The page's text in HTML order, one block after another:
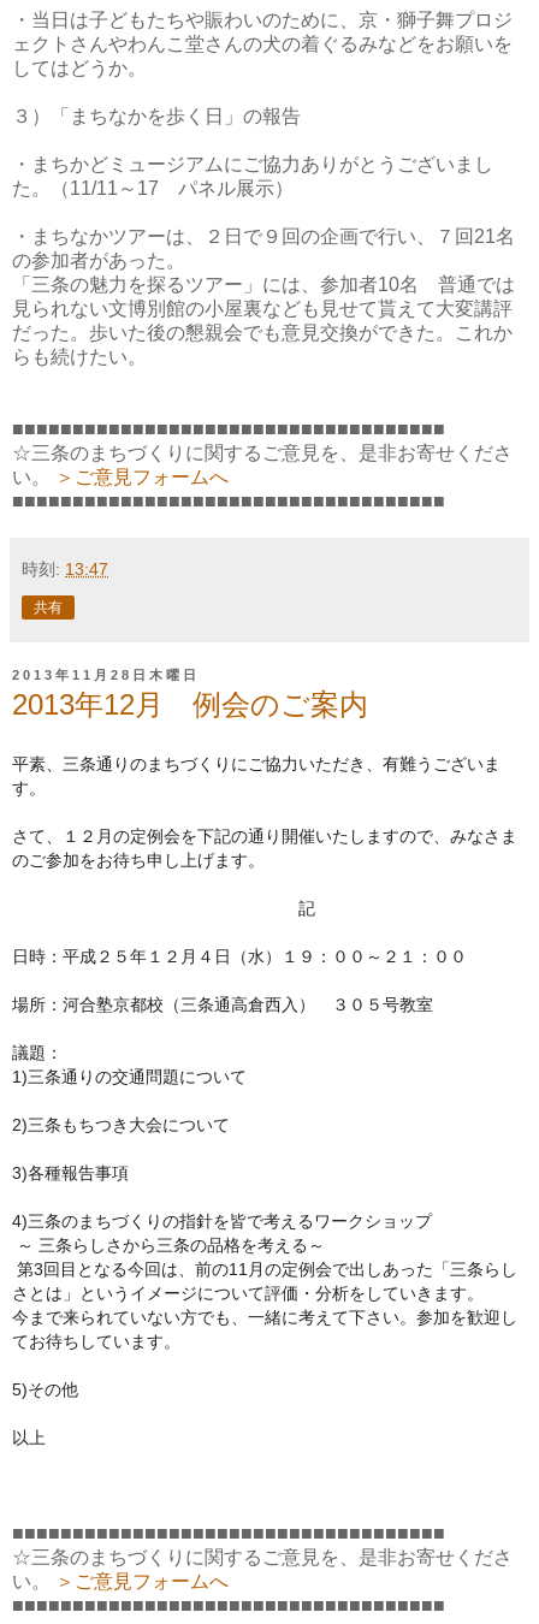
・当日は子どもたちや賑わいのために、京・獅子舞プロジ
ェクトさんやわんこ堂さんの犬の着ぐるみなどをお願いを
してはどうか。
３）「まちなかを歩く日」の報告
・まちかどミュージアムにご協力ありがとうございまし
た。（11/11～17 パネル展示）
・まちなかツアーは、２日で９回の企画で行い、７回21名
の参加者があった。
「三条の魅力を探るツアー」には、参加者10名 普通では
見られない文博別館の小屋裏なども見せて貰えて大変講評
だった。歩いた後の懇親会でも意見交換ができた。これか
らも続けたい。
■■■■■■■■■■■■■■■■■■■■■■■■■■■■■■■■■■■■
☆三条のまちづくりに関するご意見を、是非お寄せくださ
い。
＞ご意見フォームへ
■■■■■■■■■■■■■■■■■■■■■■■■■■■■■■■■■■■■
時刻: 13:47
共有
2013年11月28日木曜日
2013年12月 例会のご案内
平素、三条通りのまちづくりにご協力いただき、 有難うございま
す。
さて、１２月の定例会を下記の通り開催いたしますので、 みなさま
のご参加をお待ち申し上げます。
記
日時：平成２５年１２月４日（水）１９：００～２１：００
場所：河合塾京都校（三条通高倉西入） ３０５号教室
議題：
1)三条通りの交通問題について
2)三条もちつき大会について
3)各種報告事項
4)三条のまちづくりの指針を皆で考えるワークショップ
～ 三条らしさから三条の品格を考える～
第3回目となる今回は、前の11月の定例会で出しあった「三条らし
さとは」というイメージについて評価・ 分析をしていきます。
今まで来られていない方でも、一緒に考えて下さい。 参加を歓迎し
てお待ちしています。
5)その他
以上
■■■■■■■■■■■■■■■■■■■■■■■■■■■■■■■■■■■■
☆三条のまちづくりに関するご意見を、是非お寄せくださ
い。
＞ご意見フォームへ
■■■■■■■■■■■■■■■■■■■■■■■■■■■■■■■■■■■■